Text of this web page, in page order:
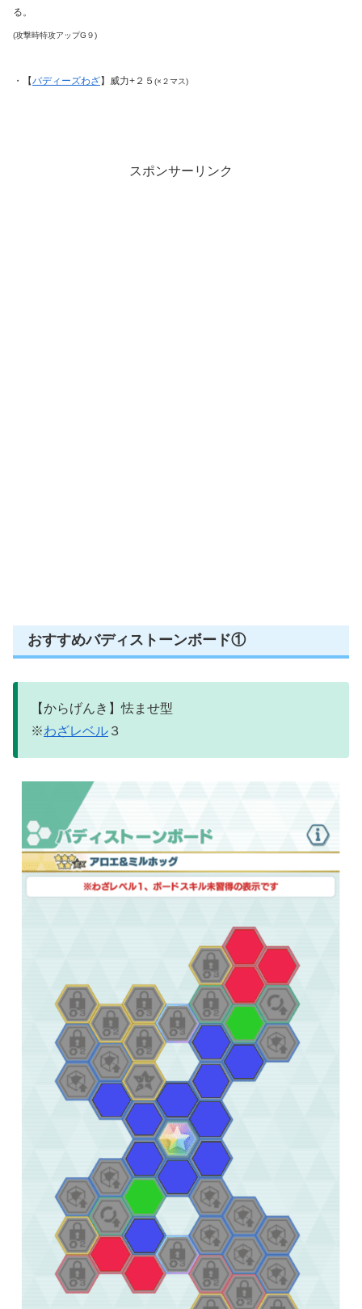
る。
(攻撃時特攻アップG９)
・【バディーズわざ】威力+２５ (×２マス)
スポンサーリンク
おすすめバディストーンボード①
【からげんき】怯ませ型
※わざレベル ３